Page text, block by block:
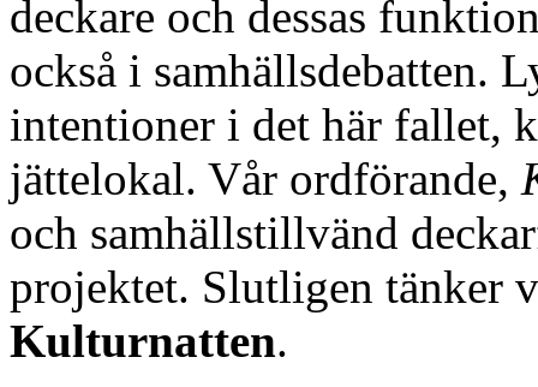
deckare och dessas
också i samhällsdebatten.
intentioner i det här fallet,
jättelokal. Vår ordförande,
och samhällstillvänd
projektet. Slutligen tänker
Kulturnatten.